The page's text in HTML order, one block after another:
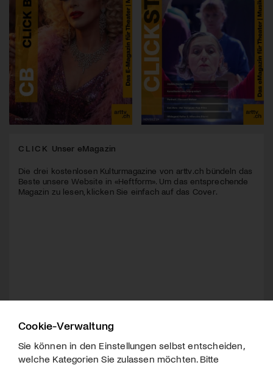
CLICK Unser eMagazin
Die drei kostenlosen Kulturmagazine von arttv.ch bündeln das
Beste unsere Website in «Heftform». Um das entsprechende
Magazin zu lesen, klicken Sie einfach auf das Cover.
Cookie-Verwaltung
Sie können in den Einstellungen selbst entscheiden,
welche Kategorien Sie zulassen möchten. Bitte